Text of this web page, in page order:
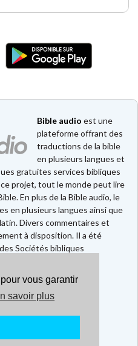
vous garantir
savoir plus
Bible audio est une
plateforme offrant des
traductions de la bible
en plusieurs langues et
gratuites services bibliques
projet, tout le monde peut lire
En plus de la Bible audio, le
en plusieurs langues ainsi que
Divers commentaires et
à disposition. Il a été
Sociétés bibliques